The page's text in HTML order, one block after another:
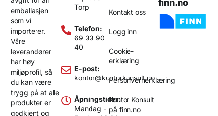
emballasjen
som vi
importerer.
Våre
leverandører
har høy
miljøprofil, så
du kan være
trygg på at alle
produkter er
godkjent og
Torp
Telefon:
69 33 90
40
E-post:
kontor@kontorkonsult.no
Åpningstider:
Mandag -
Kontakt oss
Logg inn
Cookie-
erklæring
Personvernerklæring
Kontor Konsult
på finn.no
finn.no